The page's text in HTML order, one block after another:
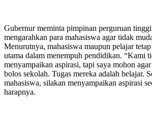
Gubernur meminta pimpinan perguruan
mengarahkan para mahasiswa agar tidak
Menurutnya, mahasiswa maupun pelajar
utama dalam menempuh pendidikan. “Kami
menyampaikan aspirasi, tapi saya mohon
bolos sekolah. Tugas mereka adalah belajar.
mahasiswa, silakan menyampaikan aspirasi
harapnya.